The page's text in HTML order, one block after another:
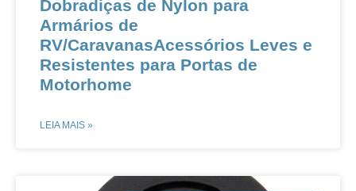
Dobradiças de Nylon para
Armários de
RV/CaravanasAcessórios Leves e
Resistentes para Portas de
Motorhome
LEIA MAIS »